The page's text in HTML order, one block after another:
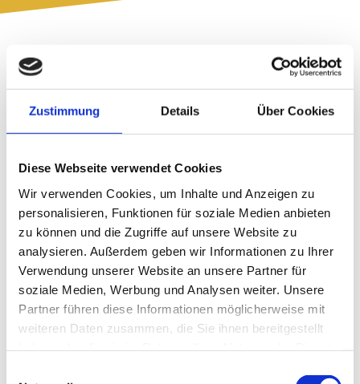
Zustimmung Details Über Cookies
Diese Webseite verwendet Cookies
Wir verwenden Cookies, um Inhalte und Anzeigen zu
personalisieren, Funktionen für soziale Medien anbieten
zu können und die Zugriffe auf unsere Website zu
analysieren. Außerdem geben wir Informationen zu Ihrer
Verwendung unserer Website an unsere Partner für
soziale Medien, Werbung und Analysen weiter. Unsere
Partner führen diese Informationen möglicherweise mit
weiteren Daten zusammen, die Sie ihnen bereitgestellt
UNTERSTÜTZE CYNEMAN
SPENDE FÜR DEIN FIRDAWS
Dieser Film ist eine No Budget Produktion